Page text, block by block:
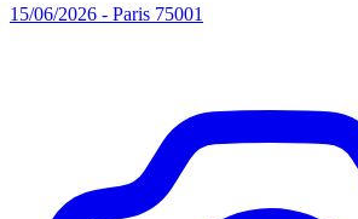
15/06/2026 - Paris 75001